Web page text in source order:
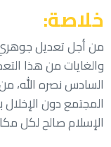
خلاصة:
من أجل تعديل
والغايات من هذا
السادس نصره الله،
المجتمع دون
الإسلام صالح لكل